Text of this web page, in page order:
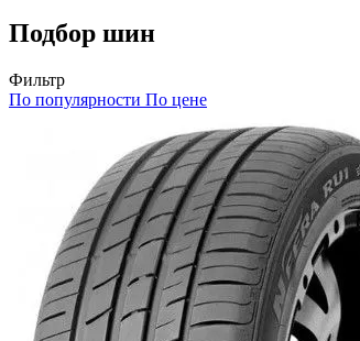
Подбор шин
Фильтр
По популярности По цене